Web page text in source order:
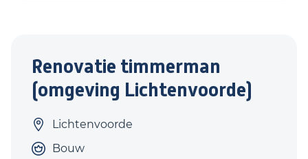
Renovatie timmerman
(omgeving Lichtenvoorde)
Lichtenvoorde
Bouw